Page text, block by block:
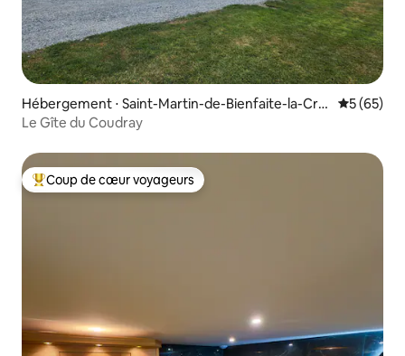
Hébergement ⋅ Saint-Martin-de-Bienfaite-la-Cre
ssonnière
5 (65)
Le Gîte du Coudray
Coups de cœur voyageurs les plus appréciés
Coup de cœur voyageurs